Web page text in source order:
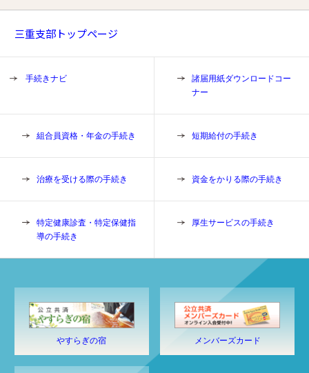
三重支部トップページ
手続きナビ
諸届用紙ダウンロードコー
ナー
組合員資格・年金の手続き 短期給付の手続き
治療を受ける際の手続き 資金をかりる際の手続き
特定健康診査・特定保健指
導の手続き
厚生サービスの手続き
やすらぎの宿 メンバーズカード